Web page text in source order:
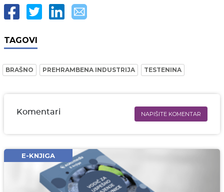
TAGOVI
BRAŠNO PREHRAMBENA INDUSTRIJA TESTENINA
Komentari NAPIŠITE KOMENTAR
Email* obavezno
Komentar* obavezno
E-KNJIGA